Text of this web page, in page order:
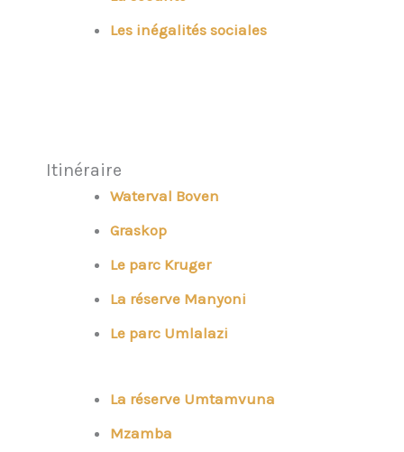
Les inégalités sociales
Itinéraire
Waterval Boven
Graskop
Le parc Kruger
La réserve Manyoni
Le parc Umlalazi
La réserve Umtamvuna
Mzamba